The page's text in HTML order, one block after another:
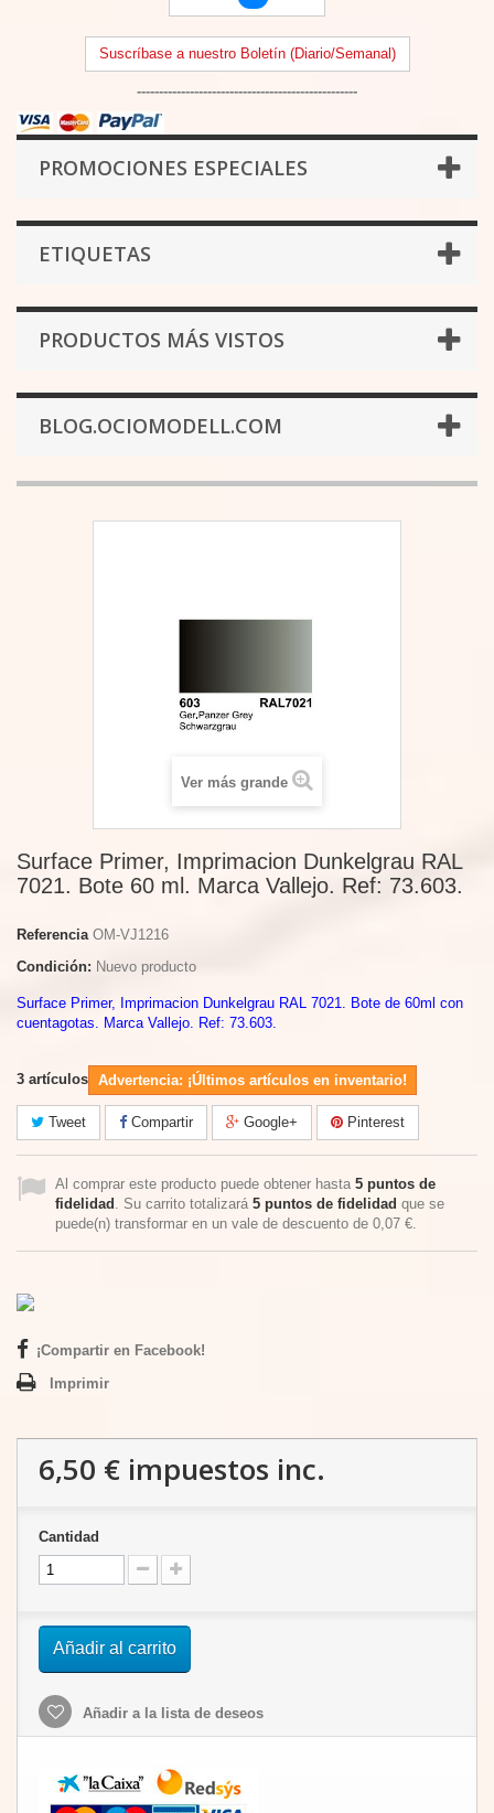
Suscríbase a nuestro Boletín (Diario/Semanal)
--------------------------------------------------
PROMOCIONES ESPECIALES
ETIQUETAS
PRODUCTOS MÁS VISTOS
BLOG.OCIOMODELL.COM
Ver más grande
Surface Primer, Imprimacion Dunkelgrau RAL
7021. Bote 60 ml. Marca Vallejo. Ref: 73.603.
Referencia OM-VJ1216
Condición: Nuevo producto
Surface Primer, Imprimacion Dunkelgrau RAL 7021. Bote de 60ml con
cuentagotas. Marca Vallejo. Ref: 73.603.
3 artículos Advertencia: ¡Últimos artículos en inventario!
Tweet Compartir Google+ Pinterest
Al comprar este producto puede obtener hasta 5 puntos de
fidelidad . Su carrito totalizará 5 puntos de fidelidad que se
puede(n) transformar en un vale de descuento de 0,07 €.
¡Compartir en Facebook!
Imprimir
6,50 € impuestos inc.
Cantidad
Añadir al carrito
Añadir a la lista de deseos